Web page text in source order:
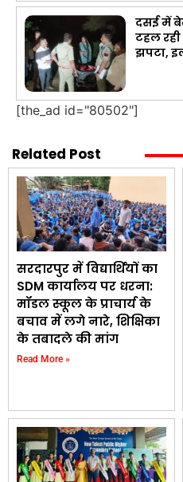
दसई में
टहल
झपटा,
[the_ad id="80502"]
Related Post
सरदारपुर में विद्यार्थियों का
SDM कार्यालय पर धरना:
मॉडल स्कूल के प्राचार्य के
बचाव में लगे नारे, शिक्षिका
के तबादले की मांग
Read More »